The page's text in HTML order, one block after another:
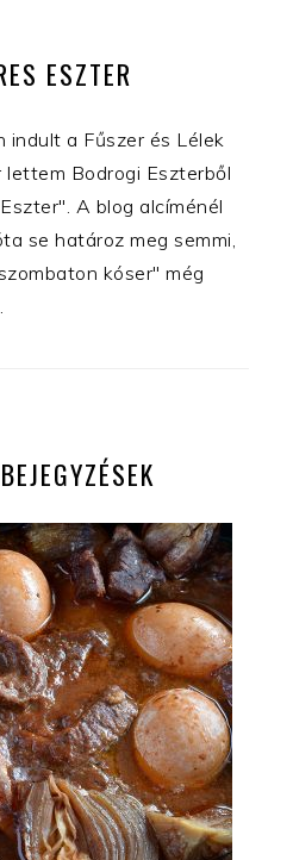
ESZTER
indult a Fűszer és Lélek
lettem Bodrogi Eszterből
A blog alcíménél
se határoz meg semmi,
kóser" még